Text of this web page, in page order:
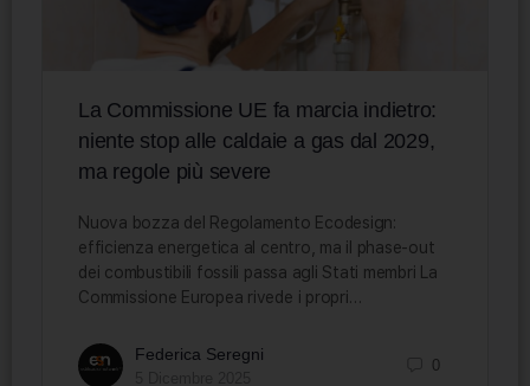
La Commissione UE fa marcia indietro:
niente stop alle caldaie a gas dal 2029,
ma regole più severe
Nuova bozza del Regolamento Ecodesign:
efficienza energetica al centro, ma il phase-out
dei combustibili fossili passa agli Stati membri La
Commissione Europea rivede i propri…
Federica Seregni
0